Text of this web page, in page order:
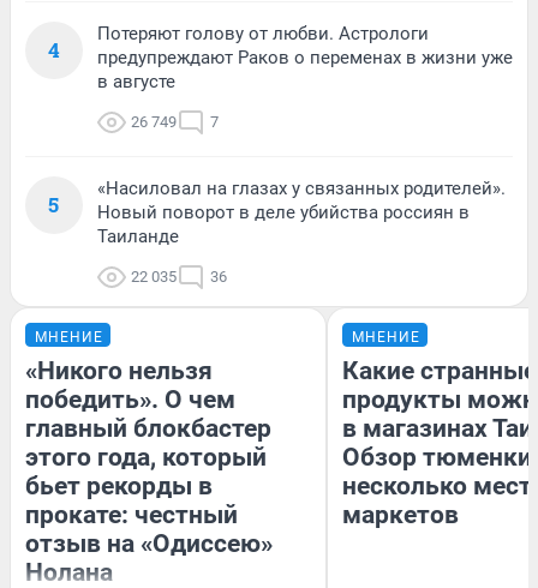
4
Потеряют голову от любви. Астрологи
предупреждают Раков о переменах в жизни уже
в августе
26 749 7
5
«Насиловал на глазах у связанных родителей».
Новый поворот в деле убийства россиян в
Таиланде
22 035 36
МНЕНИЕ
«Никого нельзя
победить». О чем
главный блокбастер
этого года, который
бьет рекорды в
прокате: честный
отзыв на «Одиссею»
Нолана
МНЕНИЕ
Какие странные
продукты
в магазинах
Обзор тюменки
несколько
маркетов